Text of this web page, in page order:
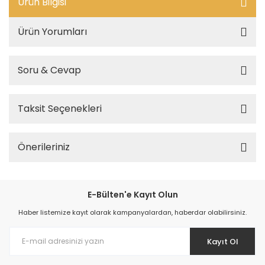
Ürün Yorumları
Soru & Cevap
Taksit Seçenekleri
Önerileriniz
E-Bülten'e Kayıt Olun
Haber listemize kayıt olarak kampanyalardan, haberdar olabilirsiniz.
Kayıt Ol